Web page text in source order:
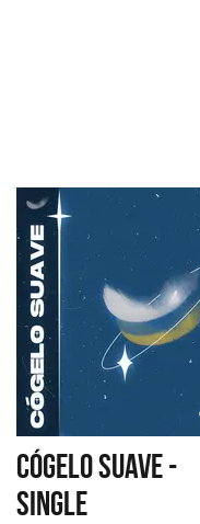
CÓGELO SUAVE -
SINGLE